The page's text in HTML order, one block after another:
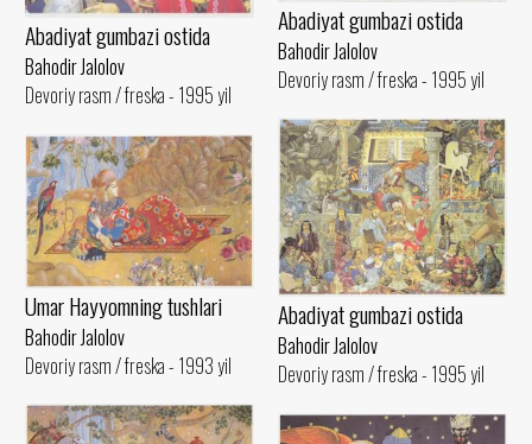
Abadiyat gumbazi ostida
Bahodir Jalolov
Devoriy rasm / freska - 1995 yil
Abadiyat gumbazi ostida
Bahodir Jalolov
Devoriy rasm / freska - 1995 yil
Abadiyat gumbazi ostida
Bahodir Jalolov
Devoriy rasm / freska - 1995 yil
Umar Hayyomning tushlari
Bahodir Jalolov
Devoriy rasm / freska - 1993 yil